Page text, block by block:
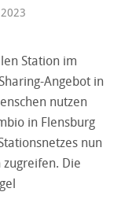
Station im
Angebot in
nutzen
in Flensburg
nun
Die